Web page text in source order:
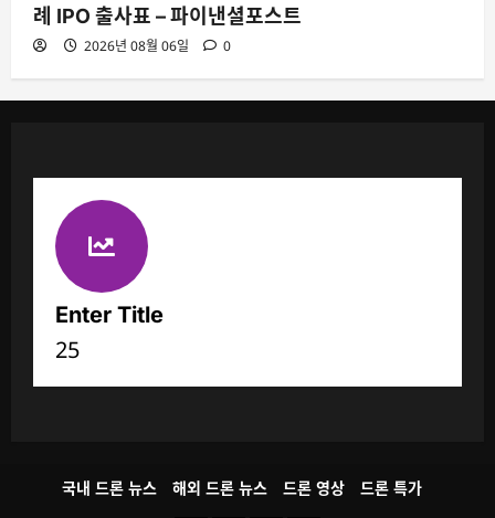
례 IPO 출사표 – 파이낸셜포스트
2026년 08월 06일 0
Enter Title
25
국내 드론 뉴스 해외 드론 뉴스 드론 영상 드론 특가